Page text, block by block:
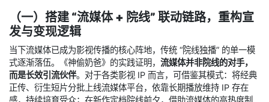
（一）搭建 “流媒体 + 院线” 联动链路，重构宣
发与变现逻辑
当下流媒体已成为影视传播的核心阵地，传统 “院线独播” 的单一模
式逐渐落伍。《神偷奶爸》的实践证明， 流媒体并非院线的对手，
而是长效引流伙伴。对于各类影视 IP 而言，可借鉴其模式：将经典
正传、衍生短片分批上线流媒体平台，依靠长期播放维持 IP 存在
感，持续培育受众；在新作定档院线前夕，借助流媒体的高热度制